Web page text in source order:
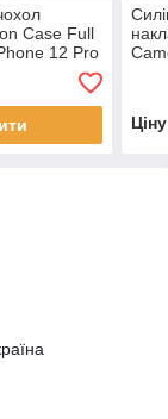
Case Full
12 Pro